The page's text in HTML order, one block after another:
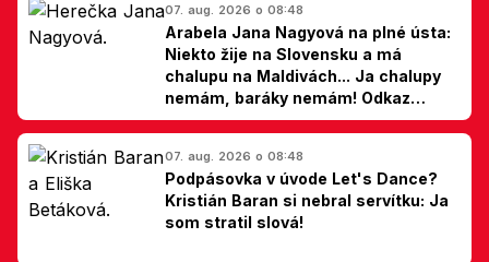
07. aug. 2026 o 08:48
Arabela Jana Nagyová na plné ústa:
Niekto žije na Slovensku a má
chalupu na Maldivách... Ja chalupy
nemám, baráky nemám! Odkaz
Slovákom
07. aug. 2026 o 08:48
Podpásovka v úvode Let's Dance?
Kristián Baran si nebral servítku: Ja
som stratil slová!